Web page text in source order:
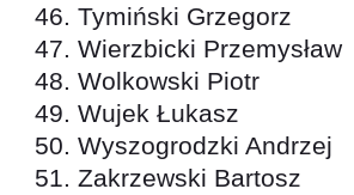
Tymiński Grzegorz
Wierzbicki Przemysław
Wolkowski Piotr
Wujek Łukasz
Wyszogrodzki Andrzej
Zakrzewski Bartosz